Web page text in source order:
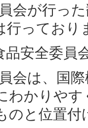
会が行っ
行っており
安全委員
会は、国
わかりや
のと位置